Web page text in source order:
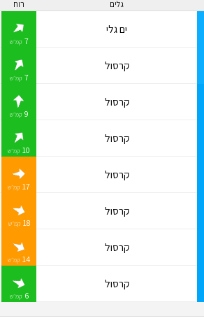
גלים רוח
ים גלי
7 קמ״ש
קרסול
7 קמ״ש
קרסול
9 קמ״ש
קרסול
10 קמ״ש
קרסול
17 קמ״ש
קרסול
18 קמ״ש
קרסול
14 קמ״ש
קרסול
6 קמ״ש